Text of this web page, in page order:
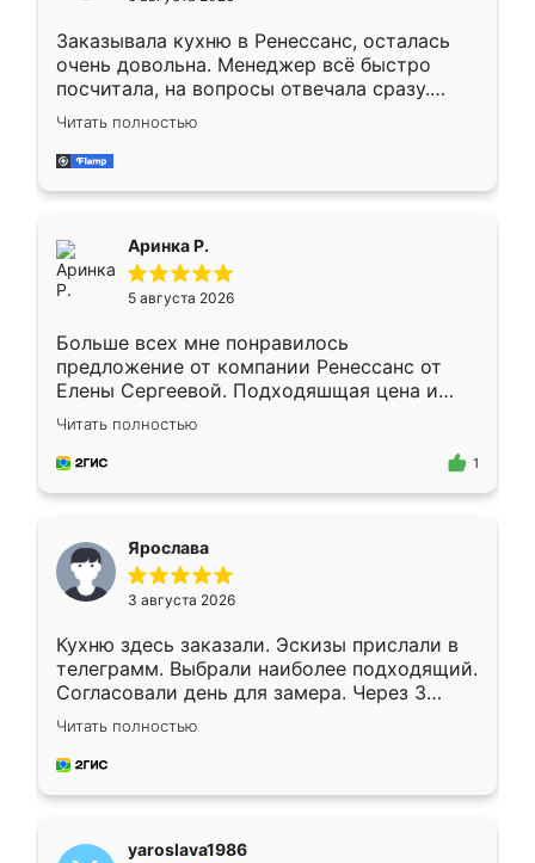
Заказывала кухню в Ренессанс, осталась
очень довольна. Менеджер всё быстро
посчитала, на вопросы отвечала сразу.
Замерщик приехал в субботу, подошёл к
делу со всей ответственностью. Собрали
за день, ребята работали аккуратно, даже
Читать полностью
Аринка Р.
5 августа 2026
Больше всех мне понравилось
предложение от компании Ренессанс от
Елены Сергеевой. Подходяшщая цена и
короткие сроки изготовления. Приехавший
для замера сотрудник Владислав
предложил по моему эскизу самый
Читать полностью
1
Ярослава
3 августа 2026
Кухню здесь заказали. Эскизы прислали в
телеграмм. Выбрали наиболее подходящий.
Согласовали день для замера. Через 3
недели кухня была уже готова. Остались
довольны работой. Спасибо Ренессанс
мебель за качественную работу!
Читать полностью
yaroslava1986